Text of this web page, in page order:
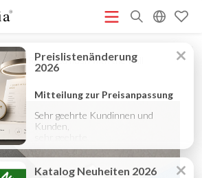
R
Katalog Neuheiten 2026
TECHNICAL CATALOGUE 2025
(3M) COMPANY PROFILE GB(3M) COMPANY
1 (Einführung) (16M)
StarTeam 2
and Synchronization Instructions
Recessed flush with the wall